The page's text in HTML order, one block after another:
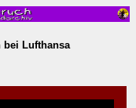
bei Lufthansa